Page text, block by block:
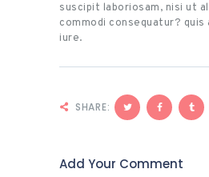
suscipit laboriosam, nisi ut
commodi consequatur? quis
iure.
SHARE:
Add Your Comment